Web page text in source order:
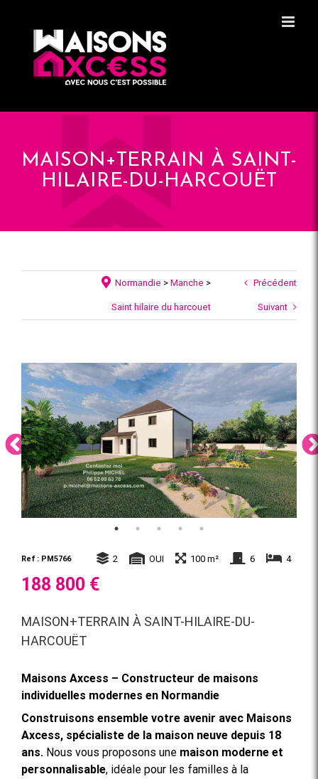
MAISON+TERRAIN À SAINT-
HILAIRE-DU-HARCOUËT
Normandie >Manche >
Saint hilaire du harcouet
Précédent
Suivant
Ref : PM5766 2 OUI 100 m² 6 4
188 800 €
MAISON+TERRAIN À SAINT-HILAIRE-DU-
HARCOUËT
Maisons Axcess – Constructeur de maisons
individuelles modernes en Normandie
Construisons ensemble votre avenir avec Maisons
Axcess, spécialiste de la maison neuve depuis 18
ans. Nous vous proposons une maison moderne et
personnalisable, idéale pour les familles à la